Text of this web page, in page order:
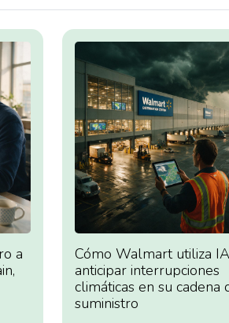
a
Cómo Walmart utiliza
anticipar interrupciones
climáticas en su cadena
suministro